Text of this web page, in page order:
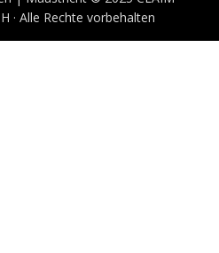
· Alle Rechte vorbehalten